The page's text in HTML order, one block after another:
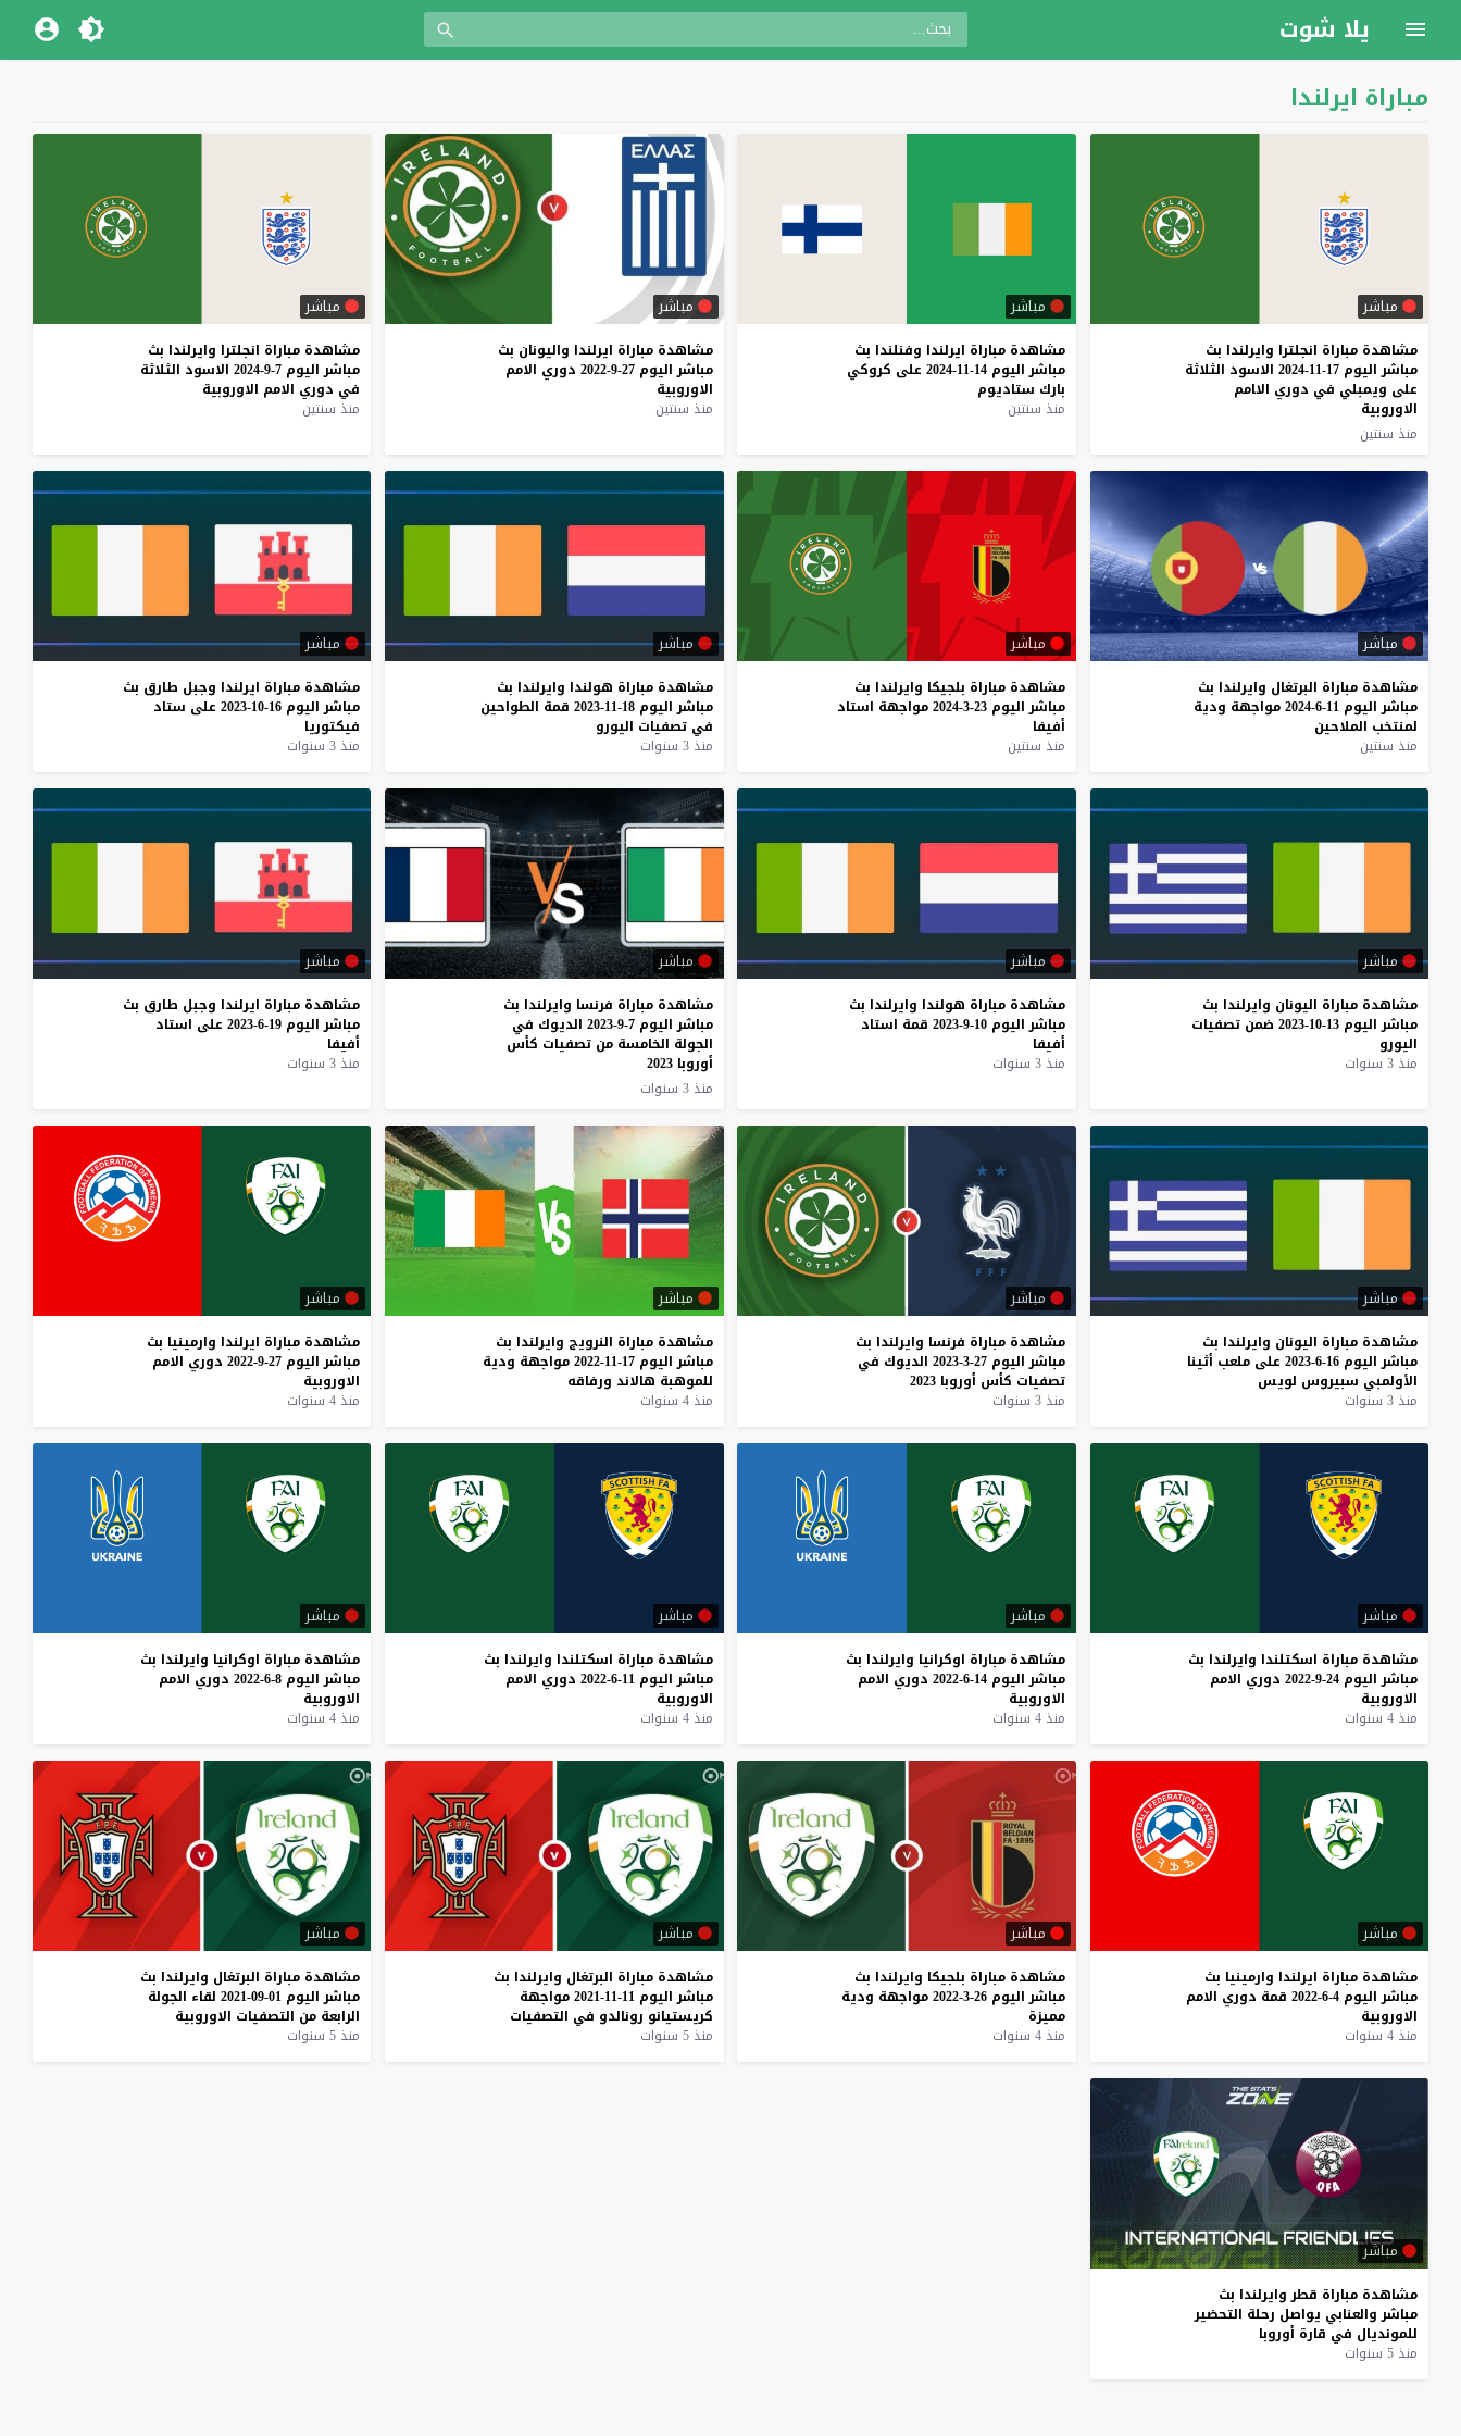
يلا شوت
مباراة ايرلندا
مباشر
مشاهدة مباراة انجلترا وايرلندا بث
مباشر اليوم 17-11-2024 الاسود الثلاثة
على ويمبلي في دوري الامم
الاوروبية
منذ سنتين
مباشر
مشاهدة مباراة ايرلندا وفنلندا بث
مباشر اليوم 14-11-2024 على كروكي
بارك ستاديوم
منذ سنتين
مباشر
مشاهدة مباراة ايرلندا واليونان بث
مباشر اليوم 27-9-2022 دوري الامم
الاوروبية
منذ سنتين
مباشر
مشاهدة مباراة انجلترا وايرلندا بث
مباشر اليوم 7-9-2024 الاسود الثلاثة
في دوري الامم الاوروبية
منذ سنتين
مباشر
مشاهدة مباراة البرتغال وايرلندا بث
مباشر اليوم 11-6-2024 مواجهة ودية
لمنتخب الملاحين
منذ سنتين
مباشر
مشاهدة مباراة بلجيكا وايرلندا بث
مباشر اليوم 23-3-2024 مواجهة استاد
أفيفا
منذ سنتين
مباشر
مشاهدة مباراة هولندا وايرلندا بث
مباشر اليوم 18-11-2023 قمة الطواحين
في تصفيات اليورو
منذ 3 سنوات
مباشر
مشاهدة مباراة ايرلندا وجبل طارق بث
مباشر اليوم 16-10-2023 على ستاد
فيكتوريا
منذ 3 سنوات
مباشر
مشاهدة مباراة اليونان وايرلندا بث
مباشر اليوم 13-10-2023 ضمن تصفيات
اليورو
منذ 3 سنوات
مباشر
مشاهدة مباراة هولندا وايرلندا بث
مباشر اليوم 10-9-2023 قمة استاد
أفيفا
منذ 3 سنوات
مباشر
مشاهدة مباراة فرنسا وايرلندا بث
مباشر اليوم 7-9-2023 الديوك في
الجولة الخامسة من تصفيات كأس
أوروبا 2023
منذ 3 سنوات
مباشر
مشاهدة مباراة ايرلندا وجبل طارق بث
مباشر اليوم 19-6-2023 على استاد
أفيفا
منذ 3 سنوات
مباشر
مشاهدة مباراة اليونان وايرلندا بث
مباشر اليوم 16-6-2023 على ملعب أثينا
الأولمبي سبيروس لويس
منذ 3 سنوات
مباشر
مشاهدة مباراة فرنسا وايرلندا بث
مباشر اليوم 27-3-2023 الديوك في
تصفيات كأس أوروبا 2023
منذ 3 سنوات
مباشر
مشاهدة مباراة النرويج وايرلندا بث
مباشر اليوم 17-11-2022 مواجهة ودية
للموهبة هالاند ورفاقه
منذ 4 سنوات
مباشر
مشاهدة مباراة ايرلندا وارمينيا بث
مباشر اليوم 27-9-2022 دوري الامم
الاوروبية
منذ 4 سنوات
مباشر
مشاهدة مباراة اسكتلندا وايرلندا بث
مباشر اليوم 24-9-2022 دوري الامم
الاوروبية
منذ 4 سنوات
مباشر
مشاهدة مباراة اوكرانيا وايرلندا بث
مباشر اليوم 14-6-2022 دوري الامم
الاوروبية
منذ 4 سنوات
مباشر
مشاهدة مباراة اسكتلندا وايرلندا بث
مباشر اليوم 11-6-2022 دوري الامم
الاوروبية
منذ 4 سنوات
مباشر
مشاهدة مباراة اوكرانيا وايرلندا بث
مباشر اليوم 8-6-2022 دوري الامم
الاوروبية
منذ 4 سنوات
مباشر
مشاهدة مباراة ايرلندا وارمينيا بث
مباشر اليوم 4-6-2022 قمة دوري الامم
الاوروبية
منذ 4 سنوات
مباشر
مشاهدة مباراة بلجيكا وايرلندا بث
مباشر اليوم 26-3-2022 مواجهة ودية
مميزة
منذ 4 سنوات
مباشر
مشاهدة مباراة البرتغال وايرلندا بث
مباشر اليوم 11-11-2021
مواجهة
كريستيانو رونالدو في التصفيات
منذ 5 سنوات
مباشر
مشاهدة مباراة البرتغال وايرلندا بث
مباشر اليوم 01-09-2021 لقاء الجولة
الرابعة من التصفيات الاوروبية
منذ 5 سنوات
مباشر
مشاهدة مباراة قطر وايرلندا بث
مباشر والعنابي يواصل رحلة التحضير
للمونديال في قارة أوروبا
منذ 5 سنوات